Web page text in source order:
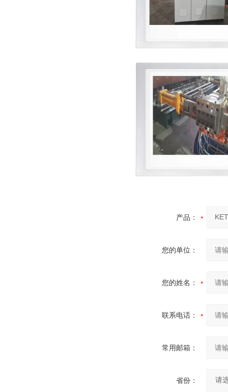
产品：
您的单位：
您的姓名：
联系电话：
常用邮箱：
省份：